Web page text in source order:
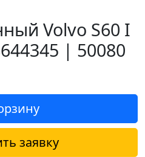
Volvo S60 I
| 50080
заявку